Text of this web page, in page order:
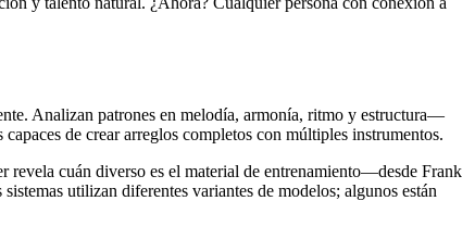
Analizan patrones en melodía, armonía, ritmo y estructura—
de crear arreglos completos con múltiples instrumentos.
revela cuán diverso es el material de entrenamiento—desde Frank
utilizan diferentes variantes de modelos; algunos están